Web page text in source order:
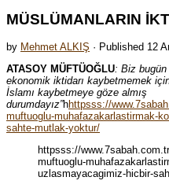
MÜSLÜMANLARIN
by Mehmet ALKIŞ · Published 12
ATASOY MÜFTÜOĞLU: Biz bugün
ekonomik iktidarı kaybetmemek
İslamı kaybetmeye göze almış
durumdayız”hhttpsss://
muftuoglu-muhafazakarlastirmak-
sahte-mutlak-yoktur/
httpsss://
muftuoglu-
uzlasmayacagimiz-hicbir-